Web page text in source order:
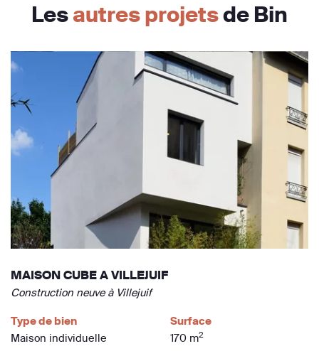
Lesautres projetsde Bin
MAISON CUBE A VILLEJUIF
Construction neuve à Villejuif
Type de bien
Maison individuelle
Surface
170 m2